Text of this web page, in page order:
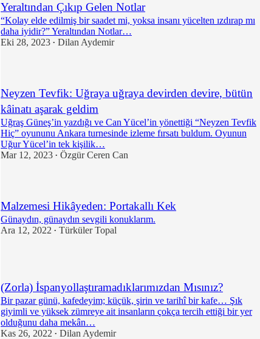
Yeraltından Çıkıp Gelen Notlar
“Kolay elde edilmiş bir saadet mi, yoksa insanı yücelten ızdırap mı
daha iyidir?” Yeraltından Notlar…
Eki 28, 2023 • Dilan Aydemir
Neyzen Tevfik: Uğraya uğraya devirden devire, bütün
kâinatı aşarak geldim
Uğraş Güneş’in yazdığı ve Can Yücel’in yönettiği “Neyzen Tevfik
Hiç” oyununu Ankara turnesinde izleme fırsatı buldum. Oyunun
Uğur Yücel’in tek kişilik…
Mar 12, 2023 • Özgür Ceren Can
Malzemesi Hikâyeden: Portakallı Kek
Günaydın, günaydın sevgili konuklarım.
Ara 12, 2022 • Türküler Topal
(Zorla) İspanyollaştıramadıklarımızdan Mısınız?
Bir pazar günü, kafedeyim; küçük, şirin ve tarihî bir kafe… Şık
giyimli ve yüksek zümreye ait insanların çokça tercih ettiği bir yer
olduğunu daha mekân…
Kas 26, 2022 • Dilan Aydemir